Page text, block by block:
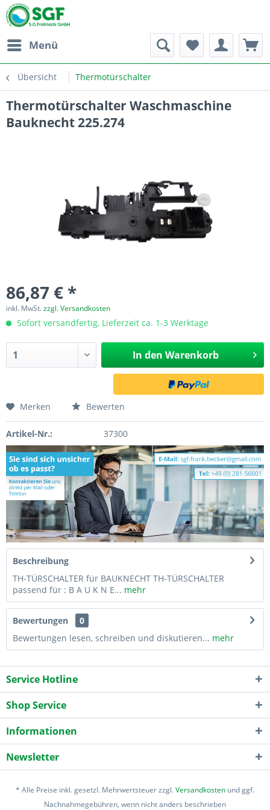
Menü
Übersicht Thermotürschalter
Thermotürschalter Waschmaschine
Bauknecht 225.274
86,87 € *
inkl. MwSt.zzgl. Versandkosten
Sofort versandfertig, Lieferzeit ca. 1-3 Werktage
In den Warenkorb
Merken Bewerten
Artikel-Nr.: 37300
Beschreibung
TH-TÜRSCHALTER für BAUKNECHT TH-TÜRSCHALTER
passend für : B A U K N E... mehr
Bewertungen
0
Bewertungen lesen, schreiben und diskutieren... mehr
Service Hotline
Shop Service
Informationen
Newsletter
* Alle Preise inkl. gesetzl. Mehrwertsteuer zzgl.Versandkosten und ggf.
Nachnahmegebühren, wenn nicht anders beschrieben